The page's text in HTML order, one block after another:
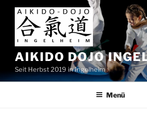
Zum
Inhalt
springen
AIKIDO DOJO
Seit Herbst 2019 in Ingelheim
Menü